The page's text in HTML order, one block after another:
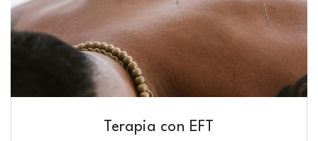
Terapia con EFT